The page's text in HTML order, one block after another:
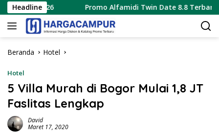
Langsung
ke
konten
Headline Promo Alfamidi Twin Date 8.8 Terbaru 8 Agustus
Beranda Hotel
Hotel
5 Villa Murah di Bogor Mulai 1,8 JT
Faslitas Lengkap
David
Maret 17, 2020